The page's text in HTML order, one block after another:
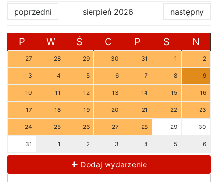
poprzedni sierpień 2026 następny
P W Ś C P S N
27 28 29 30 31 1 2
3 4 5 6 7 8 9
10 11 12 13 14 15 16
17 18 19 20 21 22 23
24 25 26 27 28 29 30
31 1 2 3 4 5 6
Dodaj wydarzenie